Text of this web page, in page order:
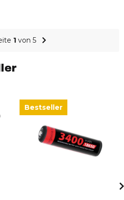
1von 5
Bestseller